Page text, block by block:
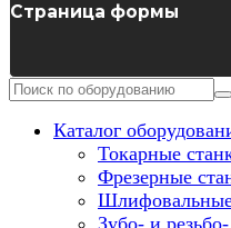
Страница формы
Каталог
Токарные
Фрезерные
Шлифовальные
Зубо- и